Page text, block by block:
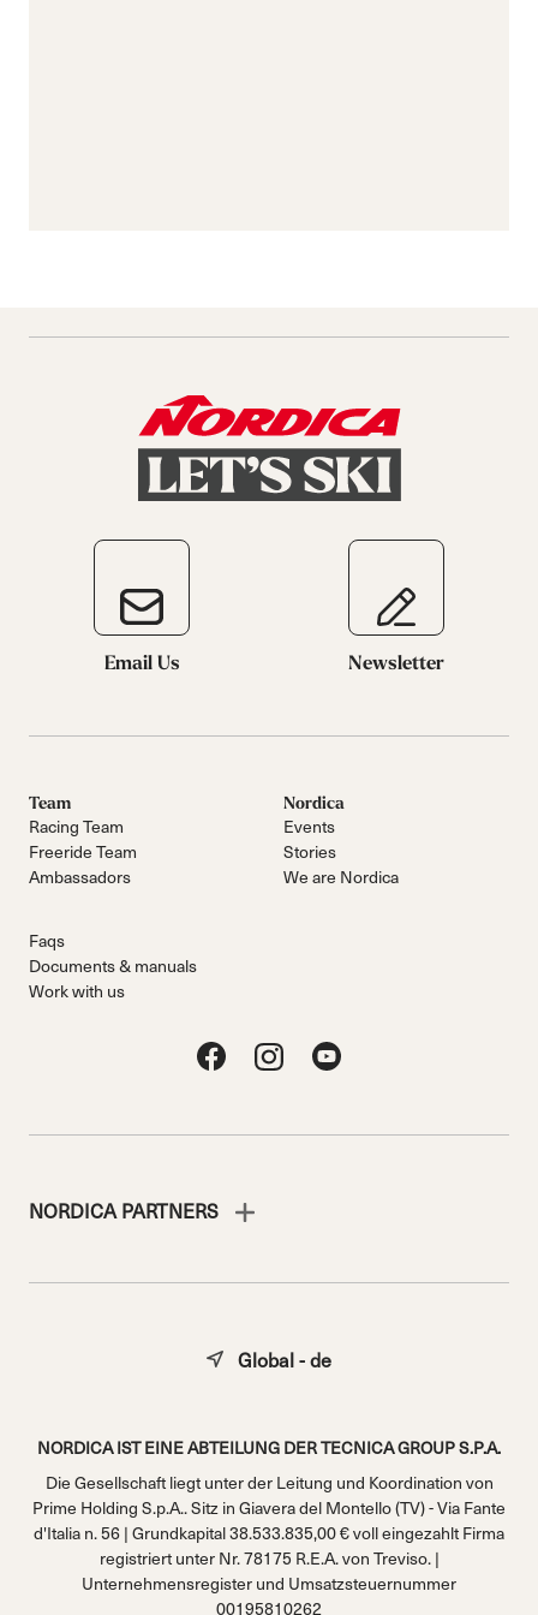
Email Us Newsletter
Team
Racing Team
Freeride Team
Ambassadors
Nordica
Events
Stories
We are Nordica
Faqs
Documents & manuals
Work with us
NORDICA PARTNERS
NORDICA IST EINE ABTEILUNG DER TECNICA GROUP S.P.A.
Die Gesellschaft liegt unter der Leitung und Koordination von
Prime Holding S.p.A.. Sitz in Giavera del Montello (TV) - Via Fante
d'Italia n. 56 | Grundkapital 38.533.835,00 € voll eingezahlt Firma
registriert unter Nr. 78175 R.E.A. von Treviso. |
Unternehmensregister und Umsatzsteuernummer
00195810262
Global - de